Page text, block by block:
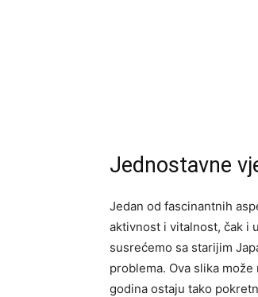
Jednostavne
Jedan od fascinantnih
aktivnost i vitalnost, čak i
susrećemo sa starijim
problema. Ova slika
godina ostaju tako